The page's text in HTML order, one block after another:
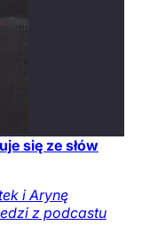
się ze słów
i Arynę
z podcastu